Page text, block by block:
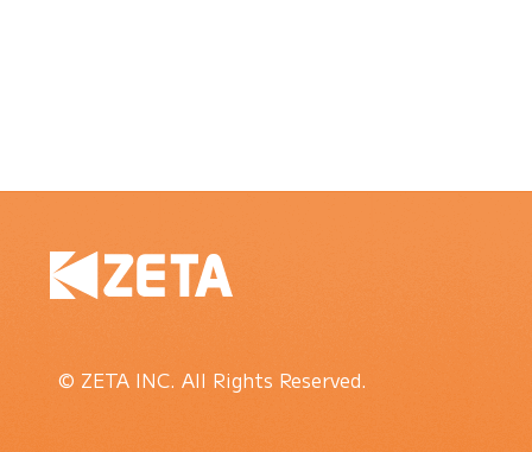
© ZETA INC. All Rights Reserved.